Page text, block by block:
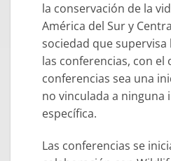
la conservación de la
América del Sur y
sociedad que
las conferencias, con el
conferencias sea una
no vinculada a ninguna
específica.
Las conferencias se